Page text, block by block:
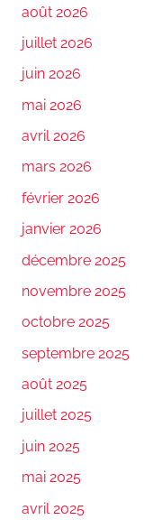
août 2026
juillet 2026
juin 2026
mai 2026
avril 2026
mars 2026
février 2026
janvier 2026
décembre 2025
novembre 2025
octobre 2025
septembre 2025
août 2025
juillet 2025
juin 2025
mai 2025
avril 2025